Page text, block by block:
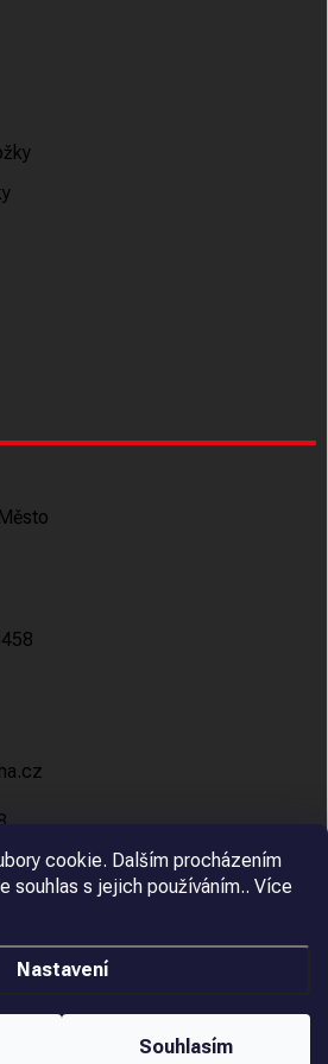
cookie. Dalším procházením
souhlas s jejich používáním.. Více
Nastavení
Souhlasím
Praha s.r.o. . Všechna práva vyhrazena.